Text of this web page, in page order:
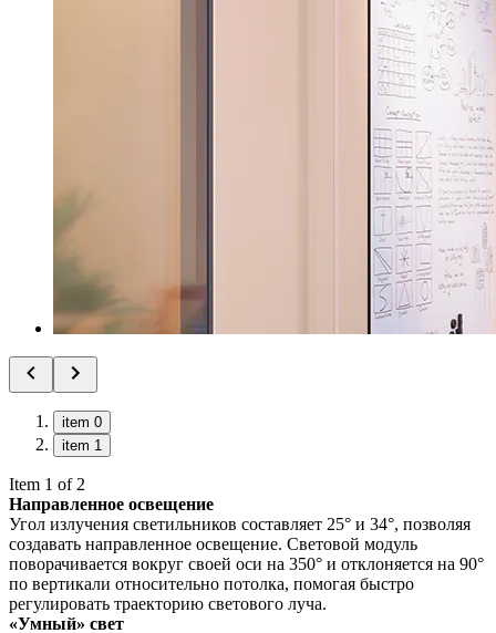
item 0
item 1
Item 1 of 2
Направленное освещение
Угол излучения светильников составляет 25° и 34°, позволяя
создавать направленное освещение. Световой модуль
поворачивается вокруг своей оси на 350° и отклоняется на 90°
по вертикали относительно потолка, помогая быстро
регулировать траекторию светового луча.
«Умный» свет